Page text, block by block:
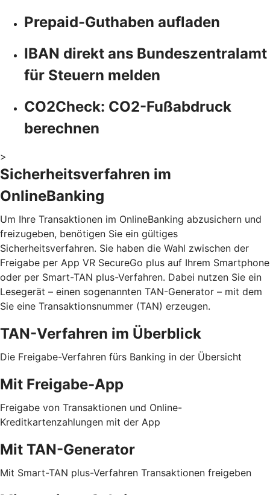
Prepaid-Guthaben aufladen
IBAN direkt ans Bundeszentralamt
für Steuern melden
CO2Check: CO2-Fußabdruck
berechnen
>
Sicherheitsverfahren im
OnlineBanking
Um Ihre Transaktionen im OnlineBanking abzusichern und
freizugeben, benötigen Sie ein gültiges
Sicherheitsverfahren. Sie haben die Wahl zwischen der
Freigabe per App VR SecureGo plus auf Ihrem Smartphone
oder per Smart-TAN plus-Verfahren. Dabei nutzen Sie ein
Lesegerät – einen sogenannten TAN-Generator – mit dem
Sie eine Transaktionsnummer (TAN) erzeugen.
TAN-Verfahren im Überblick
Die Freigabe-Verfahren fürs Banking in der Übersicht
Mit Freigabe-App
Freigabe von Transaktionen und Online-
Kreditkartenzahlungen mit der App
Mit TAN-Generator
Mit Smart-TAN plus-Verfahren Transaktionen freigeben